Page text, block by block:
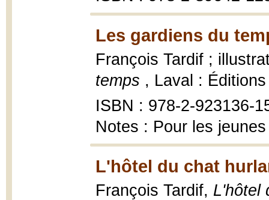
Les gardiens du
François Tardif ;
temps , Laval :
ISBN : 978-2-923136-
Notes : Pour les
L'hôtel du chat
François Tardif, L'hôtel